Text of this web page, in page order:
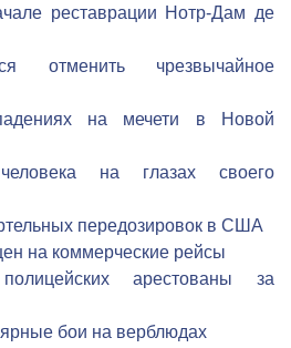
реставрации Нотр-Дам де
отменить чрезвычайное
на мечети в Новой
на глазах своего
передозировок в США
на коммерческие рейсы
арестованы за
бои на верблюдах